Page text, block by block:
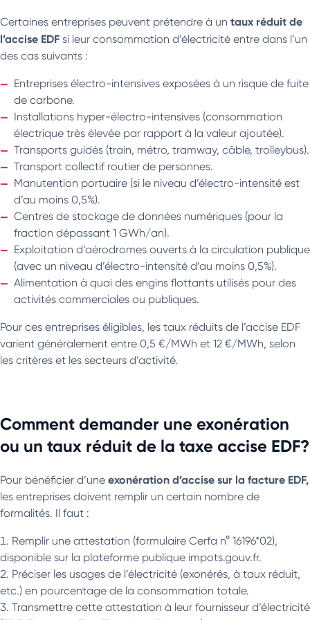
Certaines entreprises peuvent prétendre à un taux réduit de
l’accise EDF si leur consommation d’électricité entre dans l’un
des cas suivants :
Entreprises électro-intensives exposées à un risque de fuite
de carbone.
Installations hyper-électro-intensives (consommation
électrique très élevée par rapport à la valeur ajoutée).
Transports guidés (train, métro, tramway, câble, trolleybus).
Transport collectif routier de personnes.
Manutention portuaire (si le niveau d’électro-intensité est
d’au moins 0,5%).
Centres de stockage de données numériques (pour la
fraction dépassant 1 GWh/an).
Exploitation d’aérodromes ouverts à la circulation publique
(avec un niveau d’électro-intensité d’au moins 0,5%).
Alimentation à quai des engins flottants utilisés pour des
activités commerciales ou publiques.
Pour ces entreprises éligibles, les taux réduits de l’accise EDF
varient généralement entre 0,5 €/MWh et 12 €/MWh, selon
les critères et les secteurs d’activité.
Comment demander une exonération
ou un taux réduit de la taxe accise EDF?
Pour bénéficier d’une exonération d’accise sur la facture EDF,
les entreprises doivent remplir un certain nombre de
formalités. Il faut :
Remplir une attestation (formulaire Cerfa n° 16196*02),
disponible sur la plateforme publique impots.gouv.fr.
Préciser les usages de l’électricité (exonérés, à taux réduit,
etc.) en pourcentage de la consommation totale.
Transmettre cette attestation à leur fournisseur d’électricité